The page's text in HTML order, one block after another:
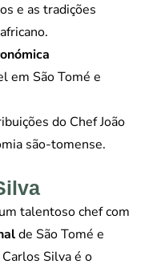
e as tradições
em São Tomé e
do Chef João
são-tomense.
talentoso chef com
de São Tomé e
Carlos Silva é o